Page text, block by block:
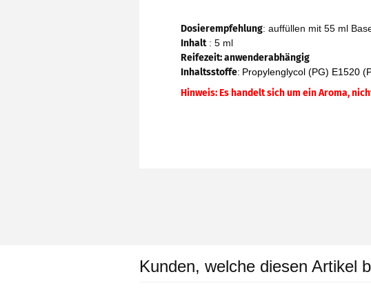
Dosierempfehlung: auffüllen mit 55 ml
Inhalt : 5 ml
Reifezeit: anwenderabhängig
Inhaltsstoffe: Propylenglycol (PG) E1520
Hinweis: Es handelt sich um ein Aroma,
Kunden, welche diesen Artikel